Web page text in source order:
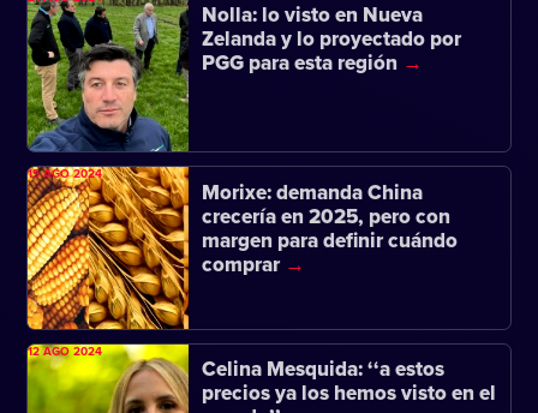
Nolla: lo visto en Nueva
Zelanda y lo proyectado por
PGG para esta región
Morixe: demanda China
crecería en 2025, pero con
margen para definir cuándo
comprar
19 AGO 2024
Celina Mesquida: ‘‘a estos
precios ya los hemos visto en el
12 AGO 2024